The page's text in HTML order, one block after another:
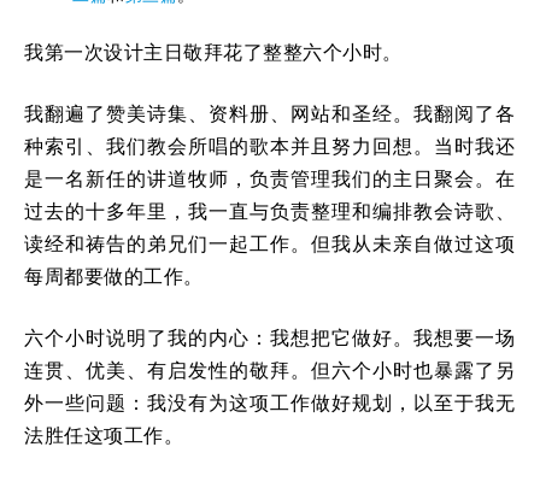
我第一次设计主日敬拜花了整整六个小时。
我翻遍了赞美诗集、资料册、网站和圣经。我翻阅了各
种索引、我们教会所唱的歌本并且努力回想。当时我还
是一名新任的讲道牧师，负责管理我们的主日聚会。在
过去的十多年里，我一直与负责整理和编排教会诗歌、
读经和祷告的弟兄们一起工作。但我从未亲自做过这项
每周都要做的工作。
六个小时说明了我的内心：我想把它做好。我想要一场
连贯、优美、有启发性的敬拜。但六个小时也暴露了另
外一些问题：我没有为这项工作做好规划，以至于我无
法胜任这项工作。